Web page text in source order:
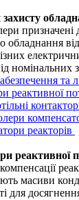
призначені
обладнання
номінальних
та
реактивної
реакторів
реактивної
масиви
для